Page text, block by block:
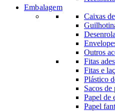
Embalagem
Caixas
Outros
Fitas
Fitas e
Plástico
Sacos de
Papel de
Papel